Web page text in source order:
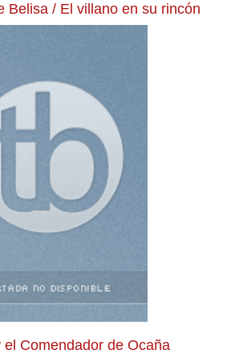
Belisa / El villano en su rincón
el Comendador de Ocaña